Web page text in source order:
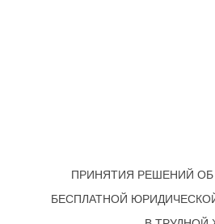
ПРИНЯТИЯ РЕШЕНИЙ ОБ
БЕСПЛАТНОЙ